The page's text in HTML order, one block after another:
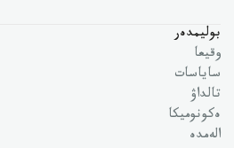
بوليمدەر
وقيعا
ساياسات
تالداۋ
ەكونوميكا
الەمدە